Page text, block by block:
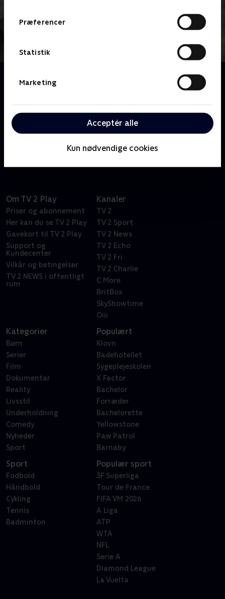
Præferencer
Statistik
Marketing
Acceptér alle
Kun nødvendige cookies
I 1950'erne begynder fisk at dø omkring
Fiskeren Aage Hansen slår dengang alarm, men kun
få lytter. Mere end 70 år senere kæmper Aages søn,
Bjarne, stadig sin fars kamp af frygt for en potentiel
Om TV 2 Play
Priser og abonnement
Her kan du se TV 2 Play
Gavekort til TV 2 Play
Support og
Kundecenter
Vilkår og betingelser
TV 2 NEWS i offentligt
rum
Kanaler
TV 2
TV 2 Sport
TV 2 News
TV 2 Echo
TV 2 Fri
TV 2 Charlie
C More
BritBox
SkyShowtime
Oiii
Kategorier
Børn
Serier
Film
Dokumentar
Reality
Livsstil
Underholdning
Comedy
Nyheder
Sport
Populært
Klovn
Badehotellet
Sygeplejeskolen
X Factor
Bachelor
Forræder
Bachelorette
Yellowstone
Paw Patrol
Barnaby
Sport
Fodbold
Håndbold
Cykling
Tennis
Badminton
Populær sport
3F Superliga
Tour de France
FIFA VM 2026
A Liga
ATP
WTA
NFL
Serie A
Diamond League
La Vuelta